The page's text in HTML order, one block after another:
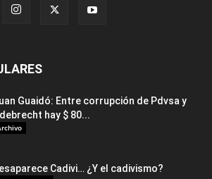
Guaidó: Entre corrupción de Pdvsa y
hay $ 80...
Cadivi… ¿Y el cadivismo?